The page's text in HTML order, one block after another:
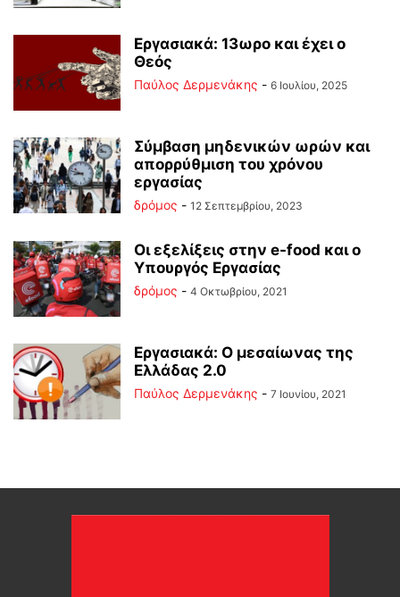
Εργασιακά: 13ωρο και έχει ο
Θεός
Παύλος Δερμενάκης - 6 Ιουλίου, 2025
Σύμβαση μηδενικών ωρών και
απορρύθμιση του χρόνου
εργασίας
δρόμος - 12 Σεπτεμβρίου, 2023
Οι εξελίξεις στην e-food και ο
Υπουργός Εργασίας
δρόμος - 4 Οκτωβρίου, 2021
Εργασιακά: Ο μεσαίωνας της
Ελλάδας 2.0
Παύλος Δερμενάκης - 7 Ιουνίου, 2021